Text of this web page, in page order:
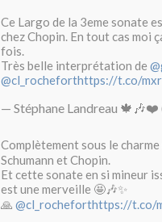
Ce Largo de la 3eme sonate
chez Chopin. En tout cas moi
fois.
Très belle interprétation de
@cl_rocheforthttps://t.co/
— Stéphane Landreau 🍁🎶❤️
Complètement sous le charme
Schumann et Chopin.
Et cette sonate en si mineur
est une merveille 🤩🎶✨
🙏 @cl_rocheforthttps://t.co/